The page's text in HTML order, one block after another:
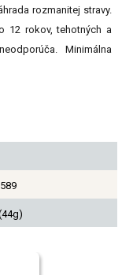
rozmanitej stravy.
12 rokov, tehotných a
Minimálna